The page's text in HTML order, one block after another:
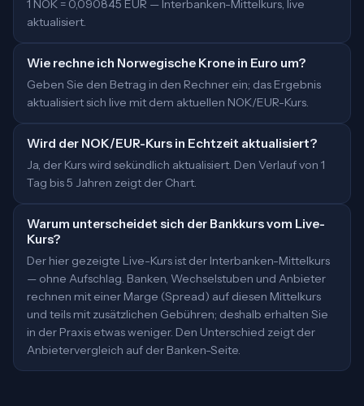
1 NOK = 0,090845 EUR — Interbanken-Mittelkurs, live
aktualisiert.
Wie rechne ich Norwegische Krone in Euro um?
Geben Sie den Betrag in den Rechner ein; das Ergebnis
aktualisiert sich live mit dem aktuellen NOK/EUR-Kurs.
Wird der NOK/EUR-Kurs in Echtzeit aktualisiert?
Ja, der Kurs wird sekündlich aktualisiert. Den Verlauf von 1
Tag bis 5 Jahren zeigt der Chart.
Warum unterscheidet sich der Bankkurs vom Live-
Kurs?
Der hier gezeigte Live-Kurs ist der Interbanken-Mittelkurs
— ohne Aufschlag. Banken, Wechselstuben und Anbieter
rechnen mit einer Marge (Spread) auf diesen Mittelkurs
und teils mit zusätzlichen Gebühren; deshalb erhalten Sie
in der Praxis etwas weniger. Den Unterschied zeigt der
Anbietervergleich auf der Banken-Seite.